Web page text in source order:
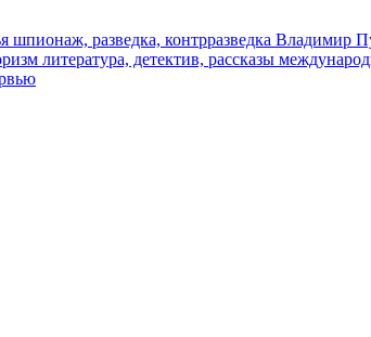
шпионаж, разведка, контрразведка Владимир
литература, детектив, рассказы